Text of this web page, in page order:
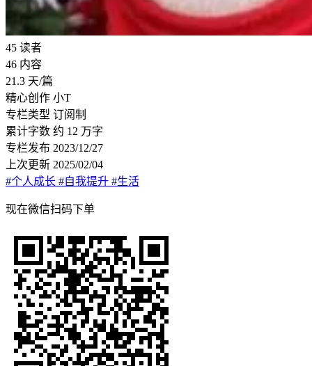
45 读者
46 内容
21.3 天/篇
精心创作 小T
专栏类型 订阅制
累计字数 约 12 万字
专栏发布 2023/12/27
上次更新 2025/02/04
#个人成长 #自我提升 #生活
现在微信扫码下单